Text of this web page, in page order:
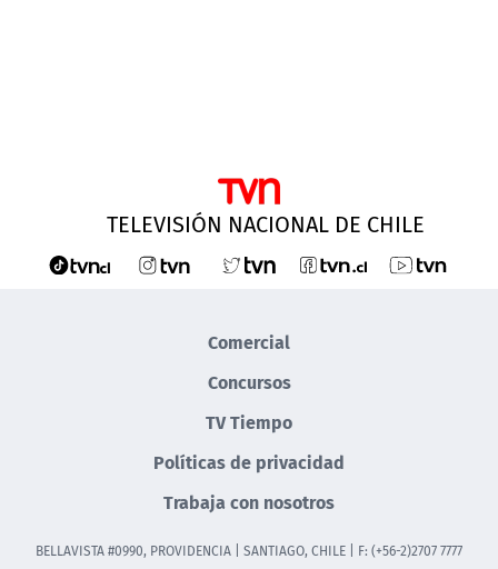
TELEVISIÓN NACIONAL DE CHILE
Comercial
Concursos
TV Tiempo
Políticas de privacidad
Trabaja con nosotros
BELLAVISTA #0990, PROVIDENCIA | SANTIAGO, CHILE | F: (+56-2)2707 7777